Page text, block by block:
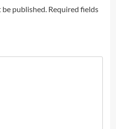
published. Required fields